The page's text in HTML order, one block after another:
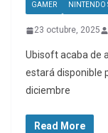
GAMER NINTENDO
23 octubre, 2025
Ubisoft acaba de
estará disponible
diciembre
Read More